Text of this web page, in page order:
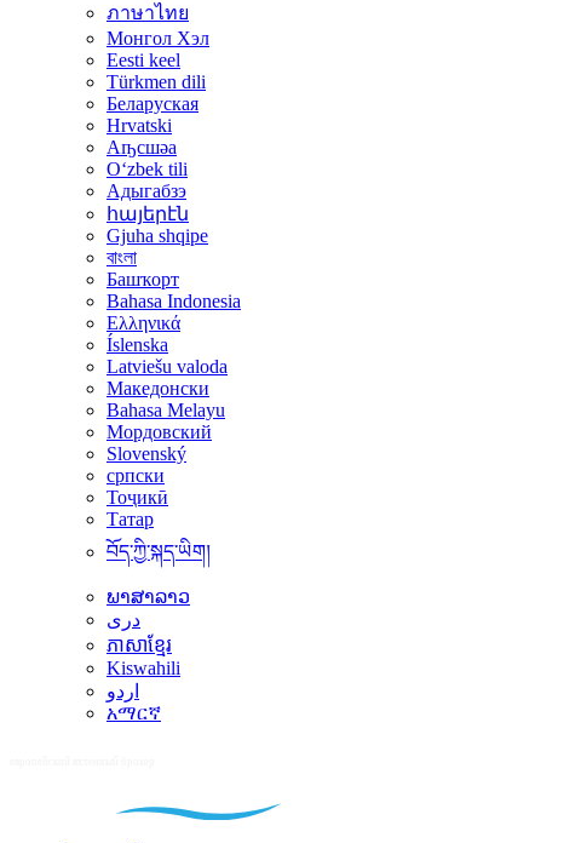
ภาษาไทย
Монгол Хэл
Eesti keel
Türkmen dili
Беларуская
Hrvatski
Аҧсшәа
Oʻzbek tili
Адыгабзэ
հայերէն
Gjuha shqipe
বাংলা
Башҡорт
Bahasa Indonesia
Ελληνικά
Íslenska
Latviešu valoda
Македонски
Bahasa Melayu
Мордовский
Slovenský
српски
Тоҷикӣ
Татар
བོད་ཀྱི་སྐད་ཡིག།
ພາສາລາວ
دری
ភាសាខ្មែរ
Kiswahili
اردو
አማርኛ